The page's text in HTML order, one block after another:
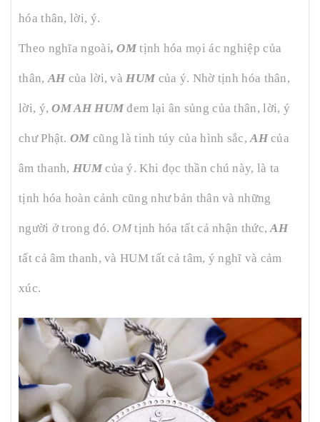
hóa thân, lời, ý.
Theo nghĩa ngoài, OMtịnh hóa mọi ác nghiệp của
thân,AHcủa lời, và HUMcủa ý. Nhờ tịnh hóa thân,
lời, ý,OM AH HUMđem lại ân sủng của thân, lời, ý
chư Phật. OM cũng là tinh túy của hình sắc,AHcủa
âm thanh, HUMcủa ý. Khi đọc thần chú này, là ta
tịnh hóa hoàn cảnh cũng như bản thân và những
người ở trong đó. OMtịnh hóa tất cả nhận thức,AH
tất cả âm thanh, và HUM tất cả tâm, ý nghĩ và cảm
xúc.